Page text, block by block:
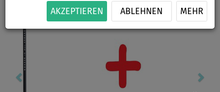
AKZEPTIEREN ABLEHNEN MEHR